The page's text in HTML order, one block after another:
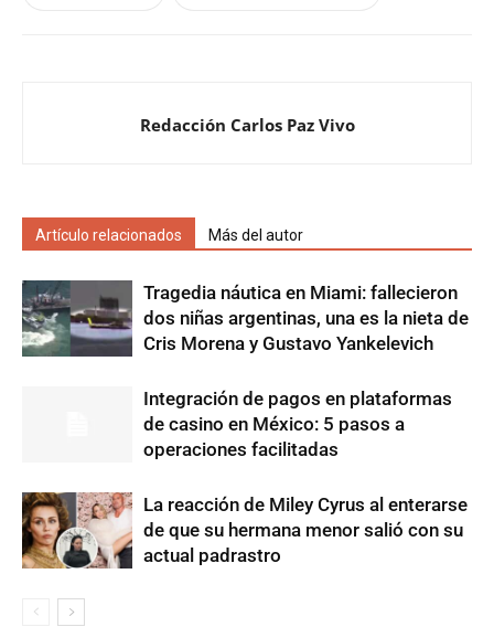
Redacción Carlos Paz Vivo
Artículo relacionados Más del autor
Tragedia náutica en Miami: fallecieron
dos niñas argentinas, una es la nieta de
Cris Morena y Gustavo Yankelevich
Integración de pagos en plataformas
de casino en México: 5 pasos a
operaciones facilitadas
La reacción de Miley Cyrus al enterarse
de que su hermana menor salió con su
actual padrastro